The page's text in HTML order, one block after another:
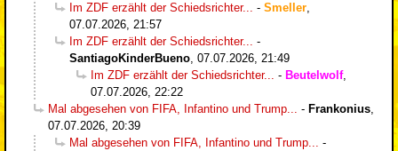
Im ZDF erzählt der Schiedsrichter...
- Smeller
07.07.2026, 21:57
Im ZDF erzählt der Schiedsrichter...
-
SantiagoKinderBueno 07.07.2026, 21:49
Im ZDF erzählt der Schiedsrichter...
- Beutelwolf,
07.07.2026, 22:22
Mal abgesehen von FIFA, Infantino und Trump...
- Frankonius
07.07.2026, 20:39
Mal abgesehen von FIFA, Infantino und Trump...
-